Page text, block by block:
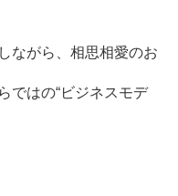
ながら、相思相愛のお
ではの“ビジネスモデ